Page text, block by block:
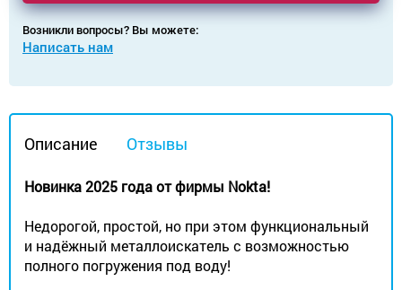
Возникли вопросы? Вы можете:
Написать нам
Описание Отзывы
Новинка 2025 года от фирмы Nokta!
Недорогой, простой, но при этом функциональный
и надёжный металлоискатель с возможностью
полного погружения под воду!